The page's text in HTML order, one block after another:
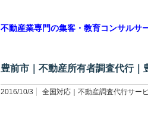
不動産業専門の集客・教育コンサルサ
豊前市｜不動産所有者調査代行｜
2016/10/3 全国対応｜不動産調査代行サー